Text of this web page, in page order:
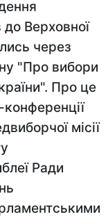
до Верховної
через
"Про вибори
Про це
конференції
місії
Ради